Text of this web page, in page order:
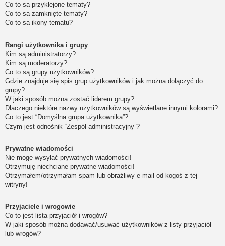
Co to są przyklejone tematy?
Co to są zamknięte tematy?
Co to są ikony tematu?
Rangi użytkownika i grupy
Kim są administratorzy?
Kim są moderatorzy?
Co to są grupy użytkowników?
Gdzie znajduje się spis grup użytkowników i jak można dołączyć do
grupy?
W jaki sposób można zostać liderem grupy?
Dlaczego niektóre nazwy użytkowników są wyświetlane innymi kolorami?
Co to jest “Domyślna grupa użytkownika”?
Czym jest odnośnik “Zespół administracyjny”?
Prywatne wiadomości
Nie mogę wysyłać prywatnych wiadomości!
Otrzymuję niechciane prywatne wiadomości!
Otrzymałem/otrzymałam spam lub obraźliwy e-mail od kogoś z tej
witryny!
Przyjaciele i wrogowie
Co to jest lista przyjaciół i wrogów?
W jaki sposób można dodawać/usuwać użytkowników z listy przyjaciół
lub wrogów?